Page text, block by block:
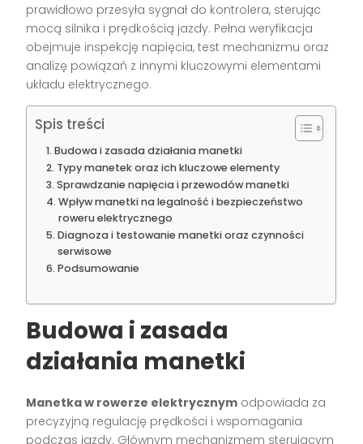
prawidłowo przesyła sygnał do kontrolera, sterując
mocą silnika i prędkością jazdy. Pełna weryfikacja
obejmuje inspekcję napięcia, test mechanizmu oraz
analizę powiązań z innymi kluczowymi elementami
układu elektrycznego.
Spis treści
Budowa i zasada działania manetki
Typy manetek oraz ich kluczowe elementy
Sprawdzanie napięcia i przewodów manetki
Wpływ manetki na legalność i bezpieczeństwo
roweru elektrycznego
Diagnoza i testowanie manetki oraz czynności
serwisowe
Podsumowanie
Budowa i zasada
działania manetki
Manetka w rowerze elektrycznym odpowiada za
precyzyjną regulację prędkości i wspomagania
podczas jazdy. Głównym mechanizmem sterującym